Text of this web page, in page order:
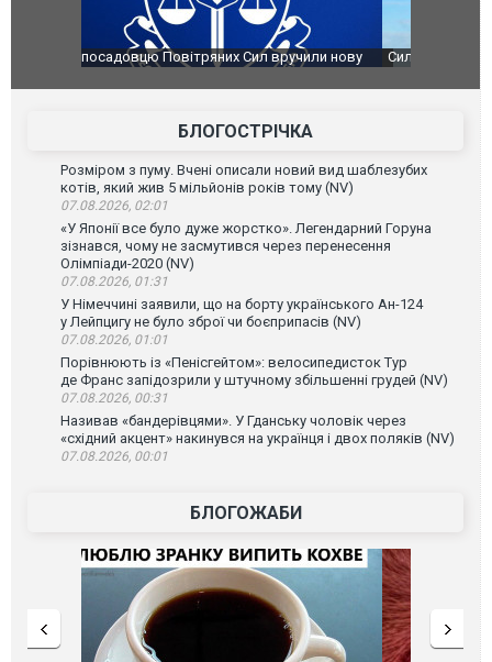
Сили оборони уразили Ярославський НПЗ:
атаку. ВІДЕО
Неймар
БЛОГОСТРІЧКА
Розміром з пуму. Вчені описали новий вид шаблезубих
котів, який жив 5 мільйонів років тому (NV)
07.08.2026, 02:01
«У Японії все було дуже жорстко». Легендарний Горуна
зізнався, чому не засмутився через перенесення
Олімпіади-2020 (NV)
07.08.2026, 01:31
У Німеччині заявили, що на борту українського Ан-124
у Лейпцигу не було зброї чи боєприпасів (NV)
07.08.2026, 01:01
Порівнюють із «Пенісгейтом»: велосипедисток Тур
де Франс запідозрили у штучному збільшенні грудей (NV)
07.08.2026, 00:31
Називав «бандерівцями». У Гданську чоловік через
«східний акцент» накинувся на українця і двох поляків (NV)
07.08.2026, 00:01
БЛОГОЖАБИ